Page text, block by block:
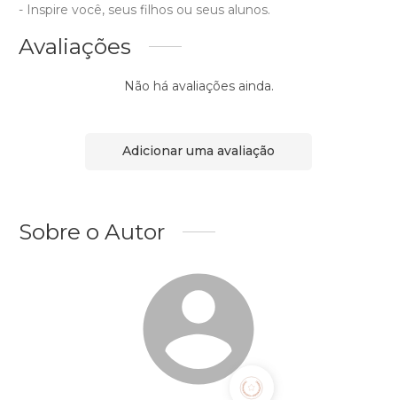
- Inspire você, seus filhos ou seus alunos.
Avaliações
Não há avaliações ainda.
Adicionar uma avaliação
Sobre o Autor